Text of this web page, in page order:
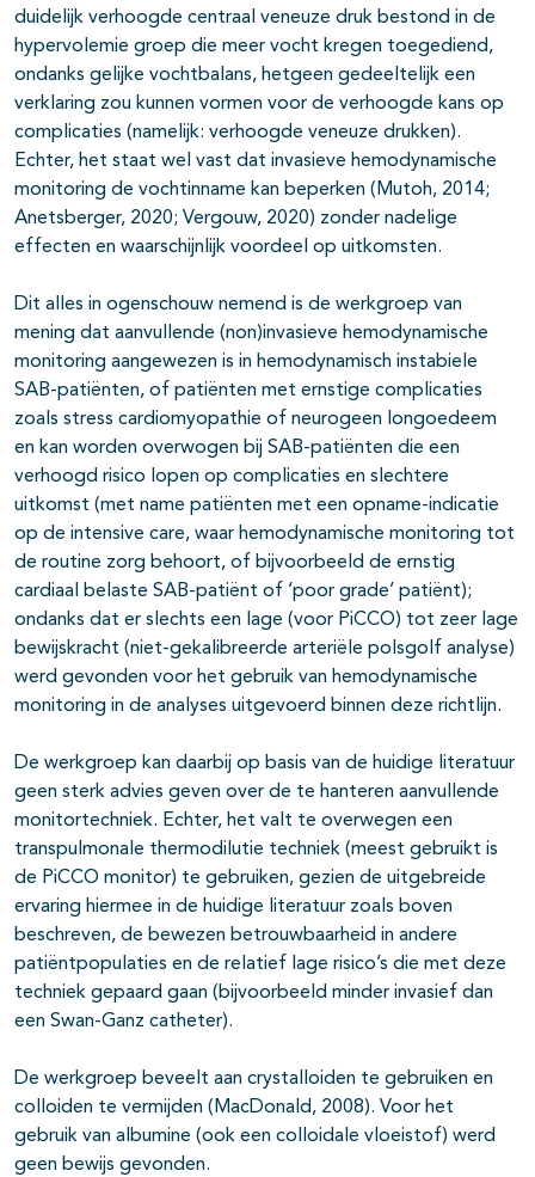
duidelijk verhoogde centraal veneuze druk bestond in de
hypervolemie groep die meer vocht kregen toegediend,
ondanks gelijke vochtbalans, hetgeen gedeeltelijk een
verklaring zou kunnen vormen voor de verhoogde kans op
complicaties (namelijk: verhoogde veneuze drukken).
Echter, het staat wel vast dat invasieve hemodynamische
monitoring de vochtinname kan beperken (Mutoh, 2014;
Anetsberger, 2020; Vergouw, 2020) zonder nadelige
effecten en waarschijnlijk voordeel op uitkomsten.
Dit alles in ogenschouw nemend is de werkgroep van
mening dat aanvullende (non)invasieve hemodynamische
monitoring aangewezen is in hemodynamisch instabiele
SAB-patiënten, of patiënten met ernstige complicaties
zoals stress cardiomyopathie of neurogeen longoedeem
en kan worden overwogen bij SAB-patiënten die een
verhoogd risico lopen op complicaties en slechtere
uitkomst (met name patiënten met een opname-indicatie
op de intensive care, waar hemodynamische monitoring tot
de routine zorg behoort, of bijvoorbeeld de ernstig
cardiaal belaste SAB-patiënt of ‘poor grade’ patiënt);
ondanks dat er slechts een lage (voor PiCCO) tot zeer lage
bewijskracht (niet-gekalibreerde arteriële polsgolf analyse)
werd gevonden voor het gebruik van hemodynamische
monitoring in de analyses uitgevoerd binnen deze richtlijn.
De werkgroep kan daarbij op basis van de huidige literatuur
geen sterk advies geven over de te hanteren aanvullende
monitortechniek. Echter, het valt te overwegen een
transpulmonale thermodilutie techniek (meest gebruikt is
de PiCCO monitor) te gebruiken, gezien de uitgebreide
ervaring hiermee in de huidige literatuur zoals boven
beschreven, de bewezen betrouwbaarheid in andere
patiëntpopulaties en de relatief lage risico’s die met deze
techniek gepaard gaan (bijvoorbeeld minder invasief dan
een Swan-Ganz catheter).
De werkgroep beveelt aan crystalloiden te gebruiken en
colloiden te vermijden (MacDonald, 2008). Voor het
gebruik van albumine (ook een colloidale vloeistof) werd
geen bewijs gevonden.